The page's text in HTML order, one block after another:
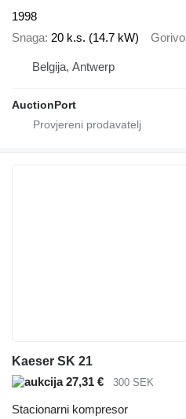
1998
Snaga 20 k.s. (14.7 kW) Gorivo
Belgija, Antwerp
AuctionPort
Kaeser SK 21
27,31 €
300 SEK
Stacionarni kompresor